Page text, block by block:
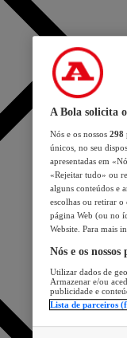
A Bola solicita
Nós e os nossos 298
únicos, no seu
apresentadas em
«Rejeitar tudo» ou
alguns conteúdos e
escolhas ou retirar
página Web (ou no
Website. Para mais
Nós e os
Utilizar dados de
Armazenar e/ou
publicidade e
Lista de parceiros